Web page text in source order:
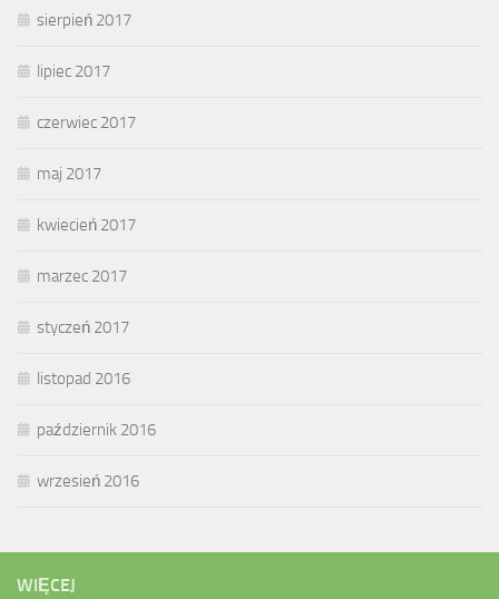
sierpień 2017
lipiec 2017
czerwiec 2017
maj 2017
kwiecień 2017
marzec 2017
styczeń 2017
listopad 2016
październik 2016
wrzesień 2016
WIĘCEJ